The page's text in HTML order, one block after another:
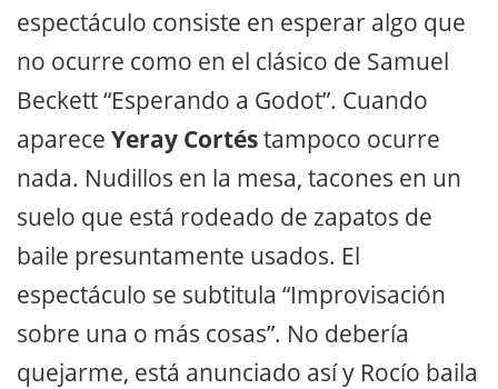
espectáculo consiste en esperar algo que
no ocurre como en el clásico de Samuel
Beckett “Esperando a Godot”. Cuando
aparece Yeray Cortéstampoco ocurre
nada. Nudillos en la mesa, tacones en un
suelo que está rodeado de zapatos de
baile presuntamente usados. El
espectáculo se subtitula “Improvisación
sobre una o más cosas”. No debería
quejarme, está anunciado así y Rocío baila